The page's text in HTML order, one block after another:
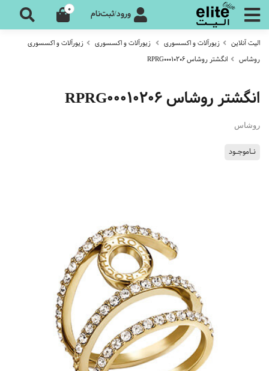
ورود/ثبت‌نام 0
الیت آنلاین زیورآلات و اکسسوری زیورآلات و اکسسوری
زیورآلات و اکسسوری
روشاس
انگشتر روشاس RPRG00010206
انگشتر روشاس RPRG00010206
روشاس
نـاموجـود